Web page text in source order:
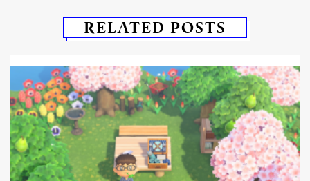
RELATED POSTS